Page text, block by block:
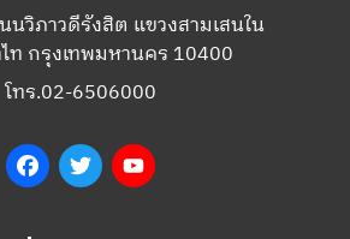
นวิภาวดีรังสิต แขวงสามเสนใน
ท กรุงเทพมหานคร 10400
โทร.02-6506000
FacebookTwitter